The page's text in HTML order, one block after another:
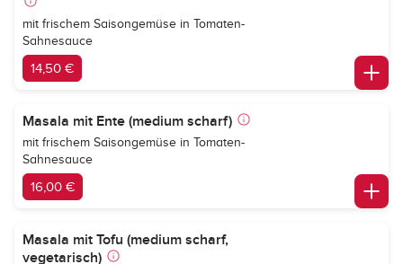
mit frischem Saisongemüse in Tomaten-
Sahnesauce
14,50 €
Masala mit Ente (medium scharf)
mit frischem Saisongemüse in Tomaten-
Sahnesauce
16,00 €
Masala mit Tofu (medium scharf,
vegetarisch)